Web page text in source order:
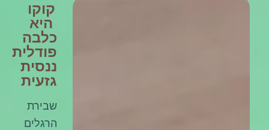
קוקו
היא
כלבה
פודלית
ננסית
גזעית
שבירת
הרגלים